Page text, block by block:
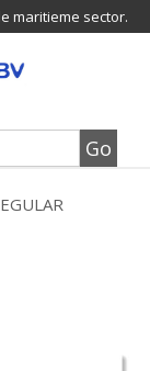
maritieme sector.